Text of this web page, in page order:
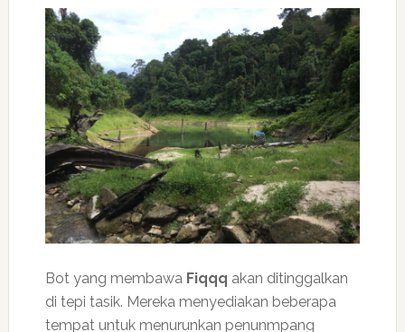
Bot yang membawa Fiqqq akan ditinggalkan
di tepi tasik. Mereka menyediakan beberapa
tempat untuk menurunkan penunmpang